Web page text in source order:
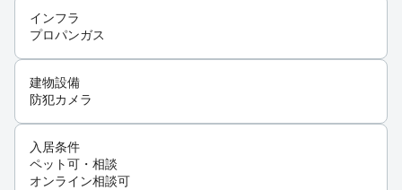
インフラ
プロパンガス
建物設備
防犯カメラ
入居条件
ペット可・相談
オンライン相談可